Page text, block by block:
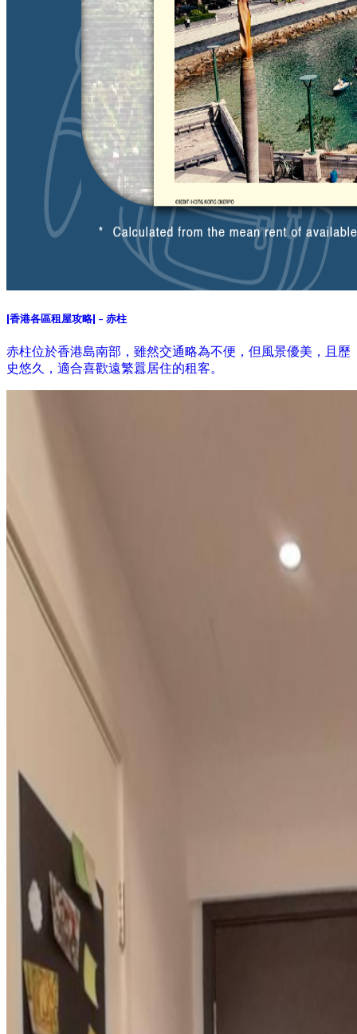
[香港各區租屋攻略] - 赤柱
赤柱位於香港島南部，雖然交通略為不便，但風景優美，且歷
史悠久，適合喜歡遠繁囂居住的租客。